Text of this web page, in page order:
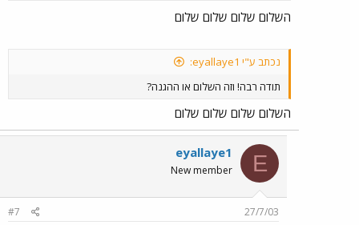
השלום שלום שלום שלום
נכתב ע"י eyallaye1:
תודה רבה! וזה השלום או ההגנה?
השלום שלום שלום שלום
E
eyallaye1
New member
27/7/03
#7